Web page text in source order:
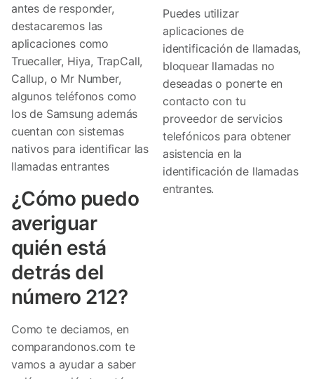
antes de responder,
destacaremos las
aplicaciones como
Truecaller, Hiya, TrapCall,
Callup, o Mr Number,
algunos teléfonos como
los de Samsung además
cuentan con sistemas
nativos para identificar las
llamadas entrantes
¿Cómo puedo
averiguar
quién está
detrás del
número 212?
Como te deciamos, en
comparandonos.com te
vamos a ayudar a saber
Puedes utilizar
aplicaciones de
identificación de llamadas,
bloquear llamadas no
deseadas o ponerte en
contacto con tu
proveedor de servicios
telefónicos para obtener
asistencia en la
identificación de llamadas
entrantes.